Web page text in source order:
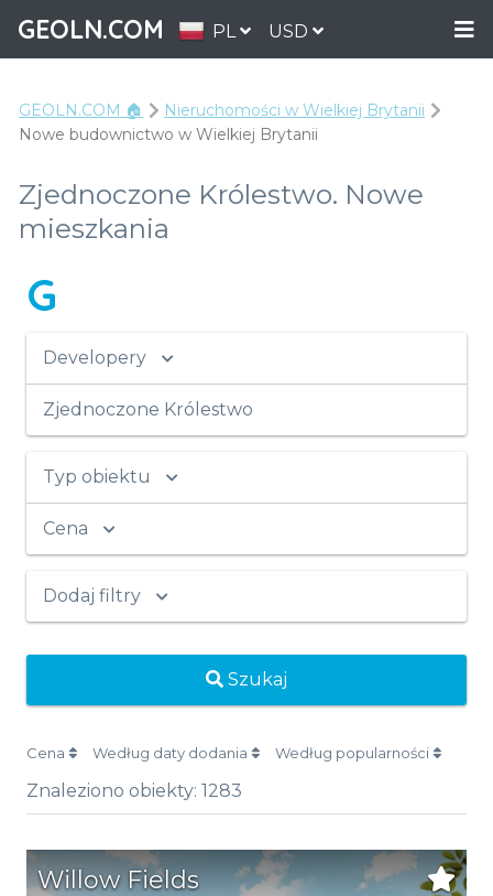
GEOLN.COM PL USD
GEOLN.COM 🏠
Nieruchomości w Wielkiej Brytanii
Nowe budownictwo w Wielkiej Brytanii
Zjednoczone Królestwo. Nowe
mieszkania
G
Developery
Zjednoczone Królestwo
Typ obiektu
Cena
Dodaj filtry
Szukaj
Cena Według daty dodania Według popularności
Znaleziono obiekty: 1283
Willow Fields